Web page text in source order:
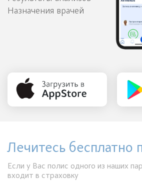
Назначения врачей
Лечитесь
Если у Вас полис одного из наших
входит в страховку